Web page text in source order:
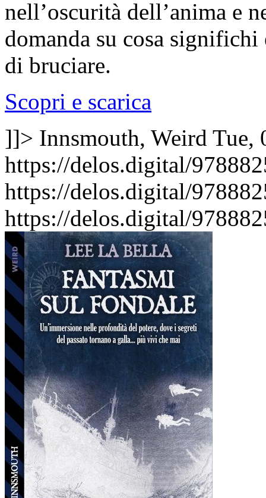
nell’oscurità dell’anima e
domanda su cosa significhi
di bruciare.
Scopri e scarica
]]> Innsmouth, Weird Tue,
https://delos.digital/
https://delos.digital/
https://delos.digital/